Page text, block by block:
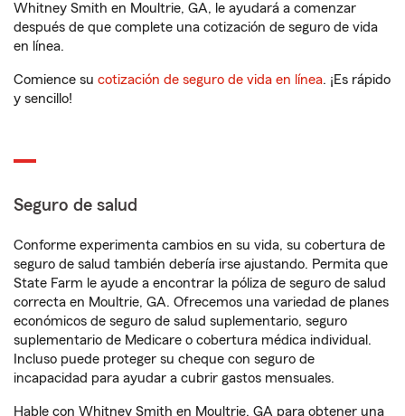
Whitney Smith en Moultrie, GA, le ayudará a comenzar
después de que complete una cotización de seguro de vida
en línea.
Comience su cotización de seguro de vida en línea. ¡Es rápido
y sencillo!
Seguro de salud
Conforme experimenta cambios en su vida, su cobertura de
seguro de salud también debería irse ajustando. Permita que
State Farm le ayude a encontrar la póliza de seguro de salud
correcta en Moultrie, GA. Ofrecemos una variedad de planes
económicos de seguro de salud suplementario, seguro
suplementario de Medicare o cobertura médica individual.
Incluso puede proteger su cheque con seguro de
incapacidad para ayudar a cubrir gastos mensuales.
Hable con Whitney Smith en Moultrie, GA para obtener una